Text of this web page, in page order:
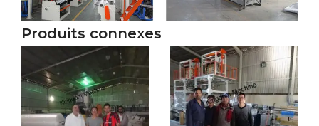
Produits connexes